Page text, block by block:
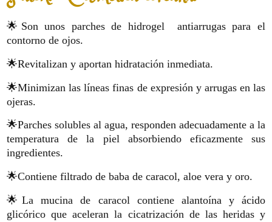
🌟Son unos parches de hidrogel antiarrugas para el
contorno de ojos.
🌟Revitalizan y aportan hidratación inmediata.
🌟Minimizan las líneas finas de expresión y arrugas en las
ojeras.
🌟Parches solubles al agua, responden adecuadamente a la
temperatura de la piel absorbiendo eficazmente sus
ingredientes.
🌟Contiene filtrado de baba de caracol, aloe vera y oro.
🌟La mucina de caracol contiene alantoína y ácido
glicórico que aceleran la cicatrización de las heridas y